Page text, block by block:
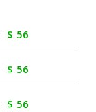
$ 56
$ 56
$ 56